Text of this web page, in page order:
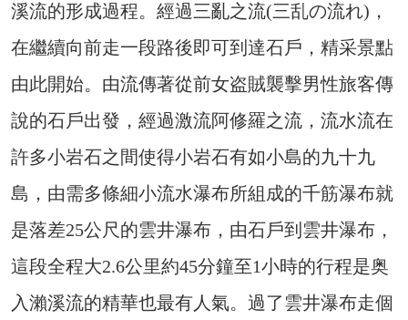
溪流的形成過程。經過三亂之流(三乱の流れ)，
在繼續向前走一段路後即可到達石戶，精采景點
由此開始。由流傳著從前女盗賊襲擊男性旅客傳
說的石戶出發，經過激流阿修羅之流，流水流在
許多小岩石之間使得小岩石有如小島的九十九
島，由需多條細小流水瀑布所組成的千筋瀑布就
是落差25公尺的雲井瀑布，由石戶到雲井瀑布，
這段全程大2.6公里約45分鐘至1小時的行程是奥
入瀨溪流的精華也最有人氣。過了雲井瀑布走個